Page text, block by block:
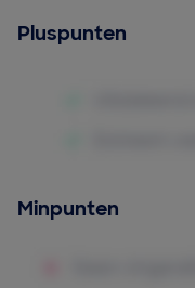
Pluspunten
Minpunten